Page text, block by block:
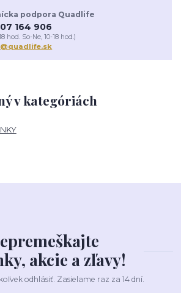
v kategóriách
podpora Quadlife
164 906
hod. So-Ne, 10-18 hod.)
akcie a zľavy!
odhlásiť. Zasielame raz za 14 dní.